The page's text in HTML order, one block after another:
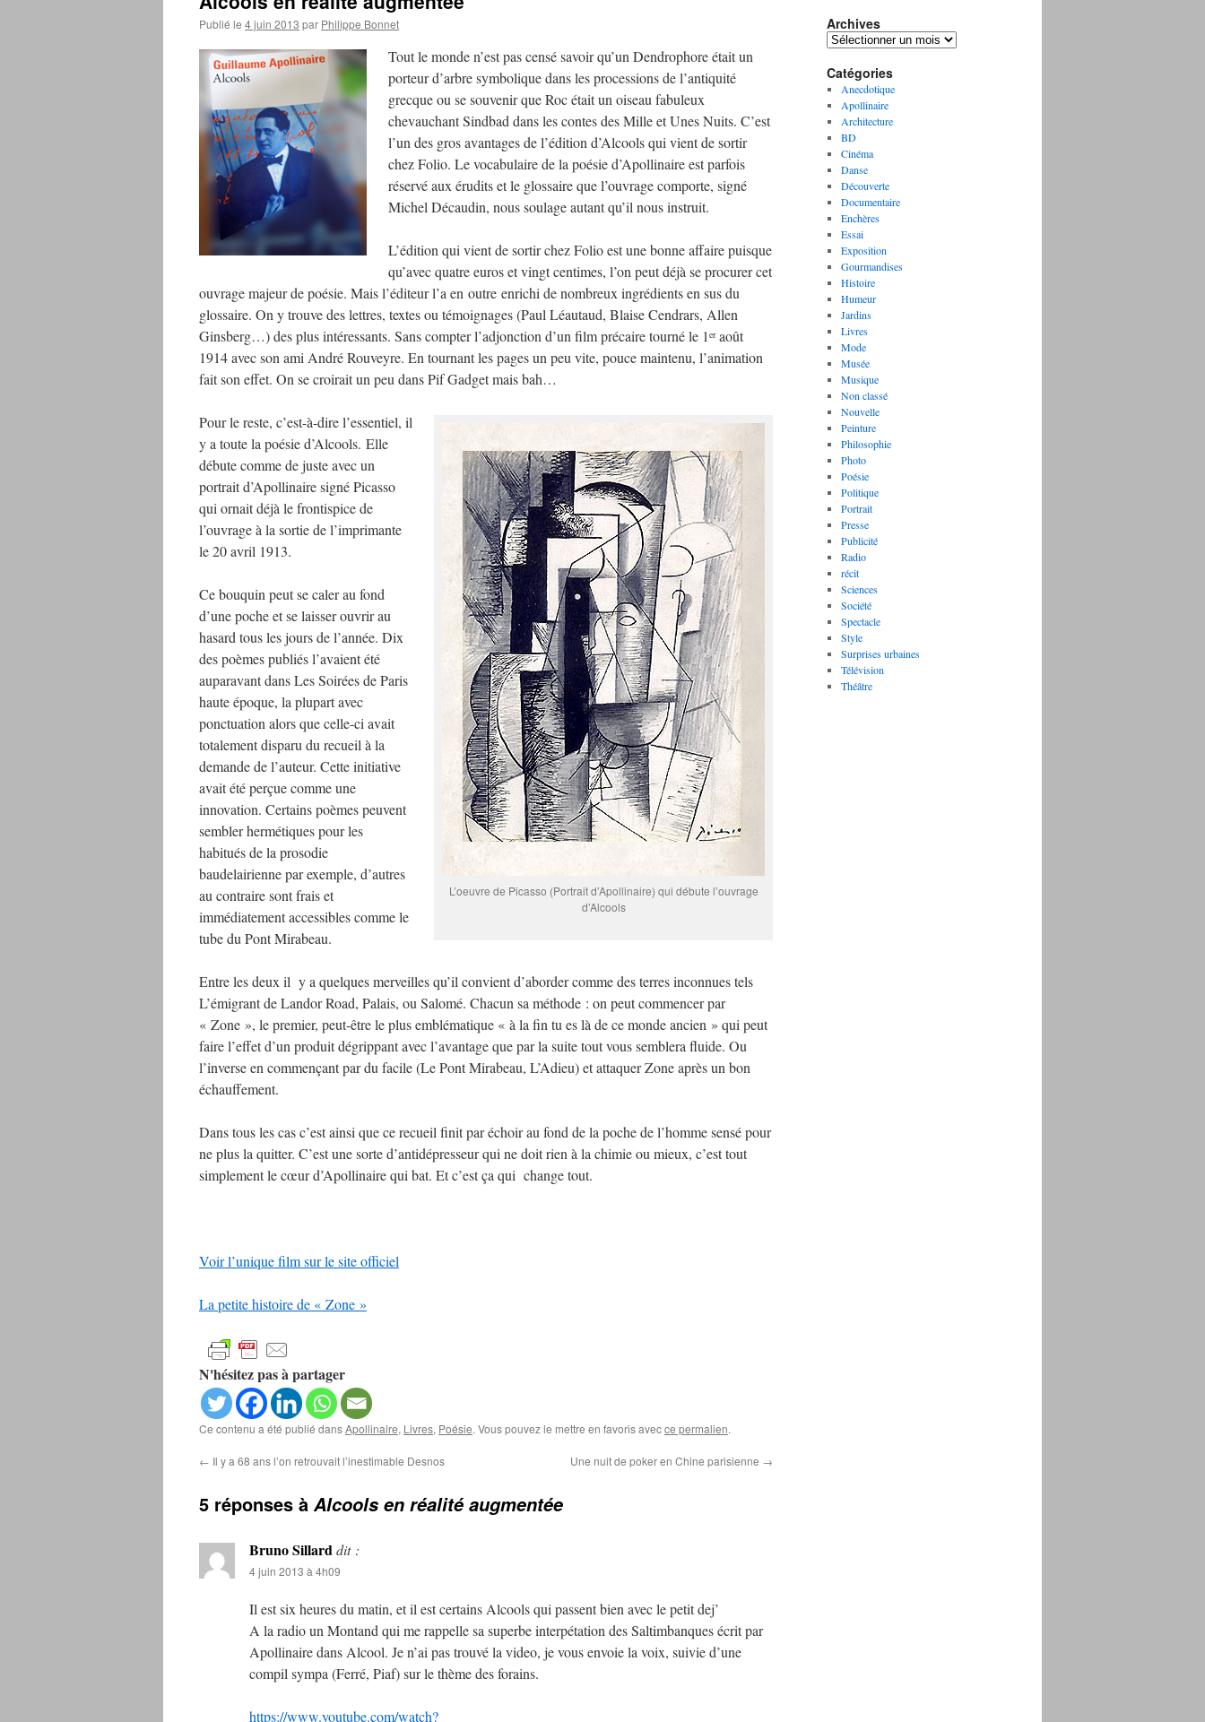
Publié le 4 juin 2013 par Philippe Bonnet
Tout le monde n’est pas censé savoir qu’un Dendrophore était un
porteur d’arbre symbolique dans les processions de l’antiquité
grecque ou se souvenir que Roc était un oiseau fabuleux
chevauchant Sindbad dans les contes des Mille et Unes Nuits. C’est
l’un des gros avantages de l’édition d’Alcools qui vient de sortir
chez Folio. Le vocabulaire de la poésie d’Apollinaire est parfois
réservé aux érudits et le glossaire que l’ouvrage comporte, signé
Michel Décaudin, nous soulage autant qu’il nous instruit.
L’édition qui vient de sortir chez Folio est une bonne affaire puisque
qu’avec quatre euros et vingt centimes, l’on peut déjà se procurer cet
ouvrage majeur de poésie. Mais l’éditeur l’a en outre enrichi de nombreux ingrédients en sus du
glossaire. On y trouve des lettres, textes ou témoignages (Paul Léautaud, Blaise Cendrars, Allen
Ginsberg…) des plus intéressants. Sans compter l’adjonction d’un film précaire tourné le 1 eraoût
1914 avec son ami André Rouveyre. En tournant les pages un peu vite, pouce maintenu, l’animation
fait son effet. On se croirait un peu dans Pif Gadget mais bah…
L’oeuvre de Picasso (Portrait d’Apollinaire) qui débute l’ouvrage
d’Alcools
Pour le reste, c’est-à-dire l’essentiel, il
y a toute la poésie d’Alcools. Elle
débute comme de juste avec un
portrait d’Apollinaire signé Picasso
qui ornait déjà le frontispice de
l’ouvrage à la sortie de l’imprimante
le 20 avril 1913.
Ce bouquin peut se caler au fond
d’une poche et se laisser ouvrir au
hasard tous les jours de l’année. Dix
des poèmes publiés l’avaient été
auparavant dans Les Soirées de Paris
haute époque, la plupart avec
ponctuation alors que celle-ci avait
totalement disparu du recueil à la
demande de l’auteur. Cette initiative
avait été perçue comme une
innovation. Certains poèmes peuvent
sembler hermétiques pour les
habitués de la prosodie
baudelairienne par exemple, d’autres
au contraire sont frais et
immédiatement accessibles comme le
tube du Pont Mirabeau.
Entre les deux il y a quelques merveilles qu’il convient d’aborder comme des terres inconnues tels
L’émigrant de Landor Road, Palais, ou Salomé. Chacun sa méthode : on peut commencer par
« Zone », le premier, peut-être le plus emblématique « à la fin tu es là de ce monde ancien » qui peut
faire l’effet d’un produit dégrippant avec l’avantage que par la suite tout vous semblera fluide. Ou
l’inverse en commençant par du facile (Le Pont Mirabeau, L’Adieu) et attaquer Zone après un bon
échauffement.
Dans tous les cas c’est ainsi que ce recueil finit par échoir au fond de la poche de l’homme sensé pour
ne plus la quitter. C’est une sorte d’antidépresseur qui ne doit rien à la chimie ou mieux, c’est tout
simplement le cœur d’Apollinaire qui bat. Et c’est ça qui change tout.
Voir l’unique film sur le site officiel
La petite histoire de « Zone »
N'hésitez pas à partager
Ce contenu a été publié dansApollinaire, Livres, Poésie. Vous pouvez le mettre en favoris avecce permalien.
← Il y a 68 ans l’on retrouvait l’inestimable Desnos Une nuit de poker en Chine parisienne →
5 réponses à Alcools en réalité augmentée
Bruno Sillarddit :
4 juin 2013 à 4h09
Il est six heures du matin, et il est certains Alcools qui passent bien avec le petit dej’
A la radio un Montand qui me rappelle sa superbe interpétation des Saltimbanques écrit par
Apollinaire dans Alcool. Je n’ai pas trouvé la video, je vous envoie la voix, suivie d’une
compil sympa (Ferré, Piaf) sur le thème des forains.
https://www.youtube.com/watch?
Archives
A
c
h
i
v
e
s
Catégories
Anecdotique
Apollinaire
Architecture
BD
Cinéma
Danse
Découverte
Documentaire
Enchères
Essai
Exposition
Gourmandises
Histoire
Humeur
Jardins
Livres
Mode
Musée
Musique
Non classé
Nouvelle
Peinture
Philosophie
Photo
Poésie
Politique
Portrait
Presse
Publicité
Radio
récit
Sciences
Société
Spectacle
Style
Surprises urbaines
Télévision
Théâtre